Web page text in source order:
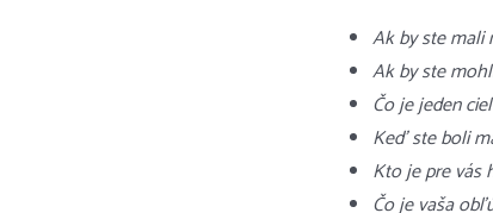
Ak by ste mali
Ak by ste
Čo je jeden
Keď ste boli
Kto je pre vás
Čo je vaša